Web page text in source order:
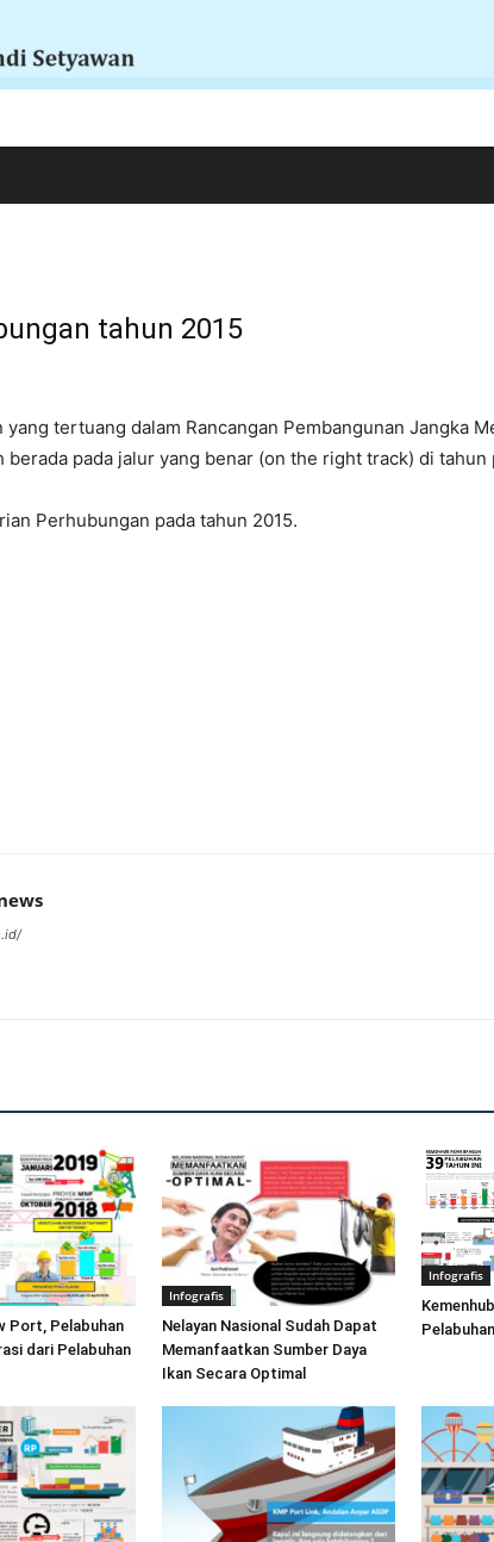
tahun 2015
tertuang dalam Rancangan Pembangunan Jangka
pada jalur yang benar (on the right track) di
Perhubungan pada tahun 2015.
Port, Pelabuhan
dari Pelabuhan
Infografis
Nelayan Nasional Sudah Dapat
Memanfaatkan Sumber Daya
Ikan Secara Optimal
Infografis